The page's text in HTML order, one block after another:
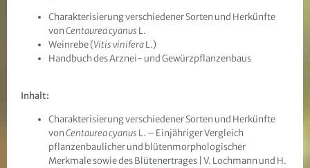
Charakterisierung verschiedener Sorten und Herkünfte
vonCentaurea cyanus L.
Weinrebe (Vitis viniferaL.)
Handbuch des Arznei- und Gewürzpflanzenbaus
Inhalt:
Charakterisierung verschiedener Sorten und Herkünfte
vonCentaurea cyanus L. – Einjähriger Vergleich
pflanzenbaulicher und blütenmorphologischer
Merkmale sowie des Blütenertrages | V. Lochmann und H.